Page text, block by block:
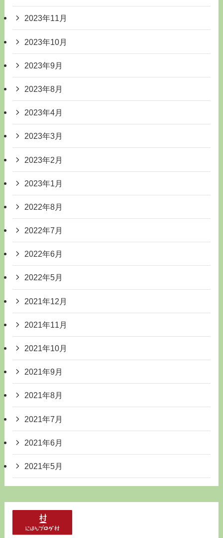
2023年11月
2023年10月
2023年9月
2023年8月
2023年4月
2023年3月
2023年2月
2023年1月
2022年8月
2022年7月
2022年6月
2022年5月
2021年12月
2021年11月
2021年10月
2021年9月
2021年8月
2021年7月
2021年6月
2021年5月